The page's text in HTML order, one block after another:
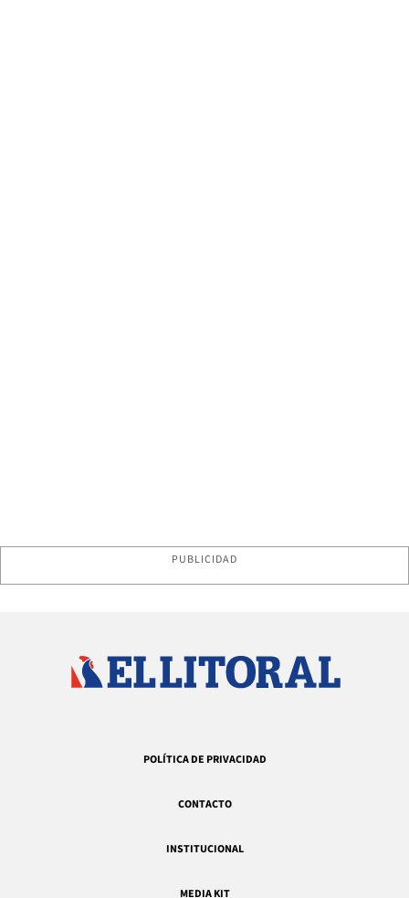
PUBLICIDAD
POLÍTICA DE PRIVACIDAD
CONTACTO
INSTITUCIONAL
MEDIA KIT